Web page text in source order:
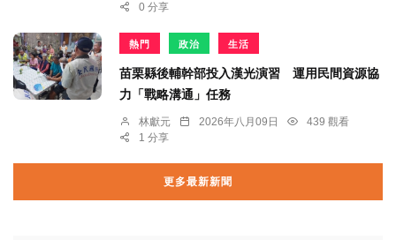
0 分享
熱門 政治 生活
苗栗縣後輔幹部投入漢光演習 運用民間資源協
力「戰略溝通」任務
林獻元 2026年八月09日
439 觀看
1 分享
更多最新新聞